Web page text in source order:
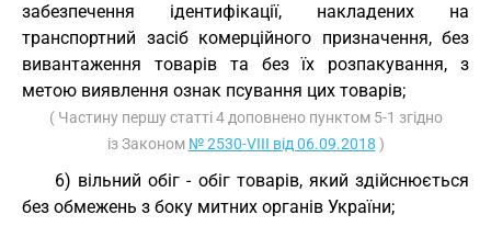
забезпечення ідентифікації, накладених на
транспортний засіб комерційного призначення, без
вивантаження товарів та без їх розпакування, з
метою виявлення ознак псування цих товарів;
( Частину першу статті 4 доповнено пунктом 5-1 згідно
із Законом № 2530-VIII від 06.09.2018 )
6) вільний обіг - обіг товарів, який здійснюється
без обмежень з боку митних органів України;